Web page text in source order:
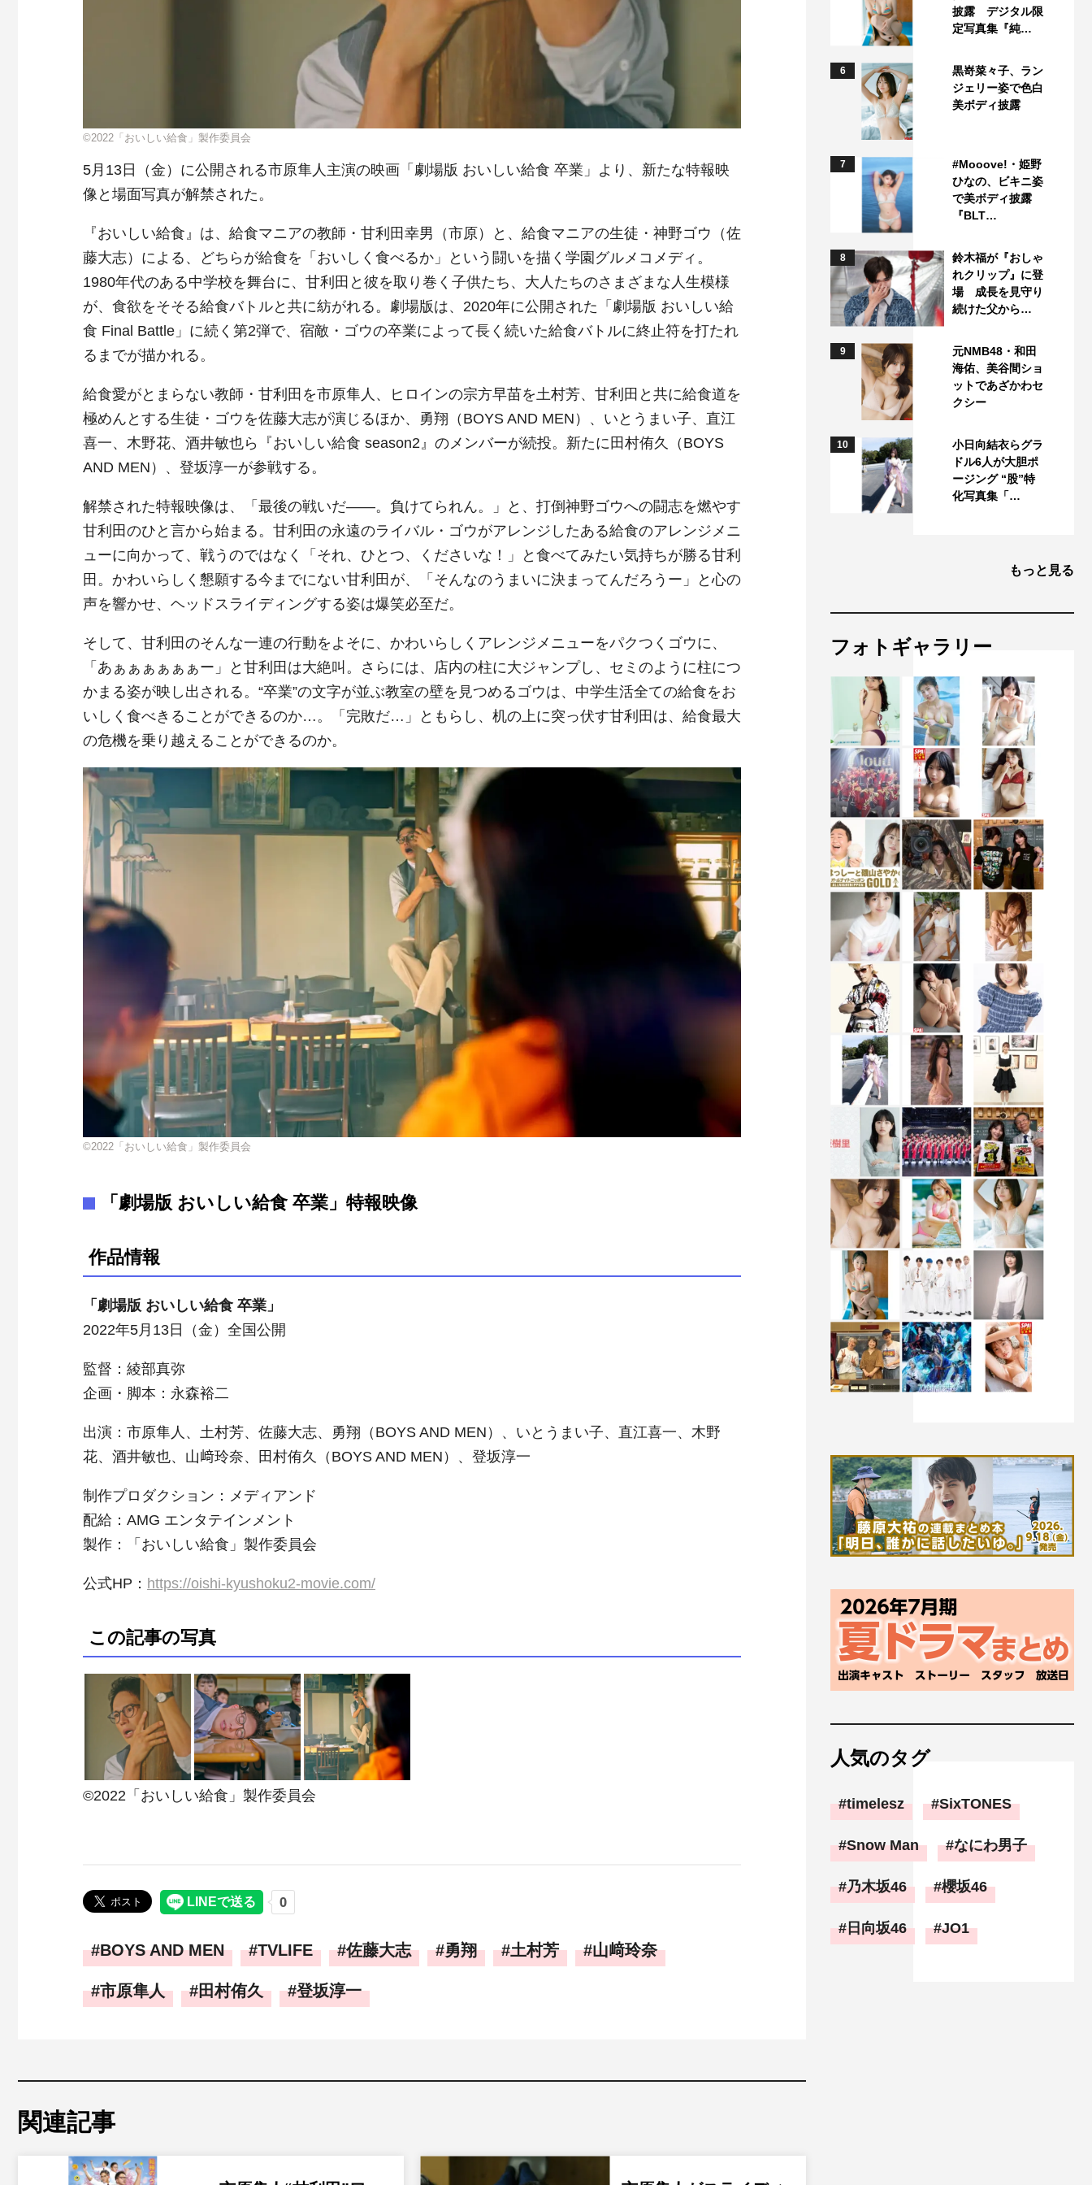
©2022「おいしい給食」製作委員会
5月13日（金）に公開される市原隼人主演の映画「劇場版 おいしい給食 卒業」より、新たな特報映
像と場面写真が解禁された。
『おいしい給食』は、給食マニアの教師・甘利田幸男（市原）と、給食マニアの生徒・神野ゴウ（佐
藤大志）による、どちらが給食を「おいしく食べるか」という闘いを描く学園グルメコメディ。
1980年代のある中学校を舞台に、甘利田と彼を取り巻く子供たち、大人たちのさまざまな人生模様
が、食欲をそそる給食バトルと共に紡がれる。劇場版は、2020年に公開された「劇場版 おいしい給
食 Final Battle」に続く第2弾で、宿敵・ゴウの卒業によって長く続いた給食バトルに終止符を打たれ
るまでが描かれる。
給食愛がとまらない教師・甘利田を市原隼人、ヒロインの宗方早苗を土村芳、甘利田と共に給食道を
極めんとする生徒・ゴウを佐藤大志が演じるほか、勇翔（BOYS AND MEN）、いとうまい子、直江
喜一、木野花、酒井敏也ら『おいしい給食 season2』のメンバーが続投。新たに田村侑久（BOYS
AND MEN）、登坂淳一が参戦する。
解禁された特報映像は、「最後の戦いだ――。負けてられん。」と、打倒神野ゴウへの闘志を燃やす
甘利田のひと言から始まる。甘利田の永遠のライバル・ゴウがアレンジしたある給食のアレンジメニ
ューに向かって、戦うのではなく「それ、ひとつ、くださいな！」と食べてみたい気持ちが勝る甘利
田。かわいらしく懇願する今までにない甘利田が、「そんなのうまいに決まってんだろうー」と心の
声を響かせ、ヘッドスライディングする姿は爆笑必至だ。
そして、甘利田のそんな一連の行動をよそに、かわいらしくアレンジメニューをパクつくゴウに、
「あぁぁぁぁぁぁー」と甘利田は大絶叫。さらには、店内の柱に大ジャンプし、セミのように柱につ
かまる姿が映し出される。“卒業”の文字が並ぶ教室の壁を見つめるゴウは、中学生活全ての給食をお
いしく食べきることができるのか…。「完敗だ…」ともらし、机の上に突っ伏す甘利田は、給食最大
の危機を乗り越えることができるのか。
©2022「おいしい給食」製作委員会
「劇場版 おいしい給食 卒業」特報映像
作品情報
「劇場版 おいしい給食 卒業」
2022年5月13日（金）全国公開
監督：綾部真弥
企画・脚本：永森裕二
出演：市原隼人、土村芳、佐藤大志、勇翔（BOYS AND MEN）、いとうまい子、直江喜一、木野
花、酒井敏也、山﨑玲奈、田村侑久（BOYS AND MEN）、登坂淳一
制作プロダクション：メディアンド
配給：AMG エンタテインメント
製作：「おいしい給食」製作委員会
公式HP： https://oishi-kyushoku2-movie.com/
この記事の写真
©2022「おいしい給食」製作委員会
BOYS AND MEN TVLIFE 佐藤大志 勇翔 土村芳 山﨑玲奈
市原隼人 田村侑久 登坂淳一
関連記事
披露 デジタル限
定写真集『純…
6
黒嵜菜々子、ラン
ジェリー姿で色白
美ボディ披露
7
#Mooove!・姫野
ひなの、ビキニ姿
で美ボディ披露
『BLT…
8
鈴木福が『おしゃ
れクリップ』に登
場 成長を見守り
続けた父から…
9
元NMB48・和田
海佑、美谷間ショ
ットであざかわセ
クシー
10
小日向結衣らグラ
ドル6人が大胆ポ
ージング “股”特
化写真集「…
もっと見る
フォトギャラリー
人気のタグ
timelesz SixTONES
Snow Man なにわ男子
乃木坂46 櫻坂46
日向坂46 JO1